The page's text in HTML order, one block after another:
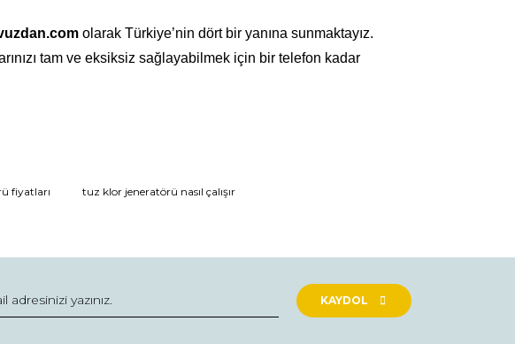
olarak Türkiye’nin dört bir yanına sunmaktayız.
tam ve eksiksiz sağlayabilmek için bir telefon kadar
fiyatları
tuz klor jeneratörü nasıl çalışır
KAYDOL